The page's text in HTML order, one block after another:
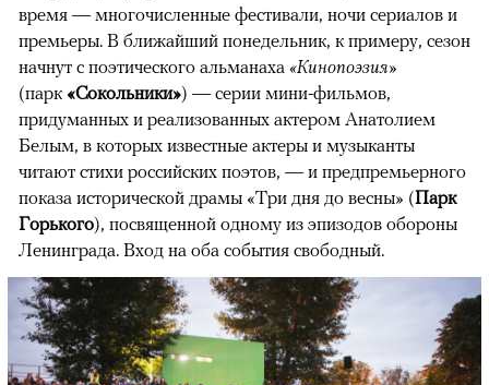
время — многочисленные фестивали, ночи сериалов и
премьеры. В ближайший понедельник, к примеру, сезон
начнут с поэтического альманаха «Кинопоэзия»
(парк «Сокольники») — серии мини-фильмов,
придуманных и реализованных актером Анатолием
Белым, в которых известные актеры и музыканты
читают стихи российских поэтов, — и предпремьерного
показа исторической драмы «Три дня до весны» (Парк
Горького), посвященной одному из эпизодов обороны
Ленинграда. Вход на оба события свободный.